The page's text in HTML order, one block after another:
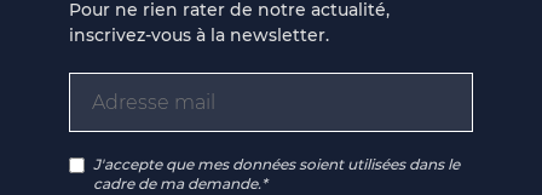
Pour ne rien rater de notre actualité,
inscrivez-vous à la newsletter.
J'accepte que mes données soient utilisées dans le
cadre de ma demande.*